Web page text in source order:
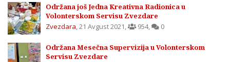
Održana još Jedna Kreativna Radionica u
Volonterskom Servisu Zvezdare
Zvezdara,21 Avgust 2021, 954, 0
Održana Mesečna Supervizija u Volonterskom
Servisu Zvezdare